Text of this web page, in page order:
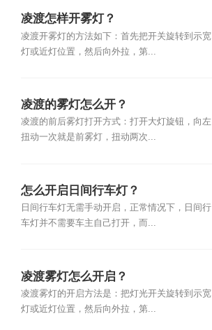
凌渡怎样开雾灯？
凌渡开雾灯的方法如下：首先把开关旋转到示宽
灯或近灯位置，然后向外拉，第...
凌渡的雾灯怎么开？
凌渡的前后雾灯打开方式：打开大灯旋钮，向左
扭动一次就是前雾灯，扭动两次...
怎么开启日间行车灯？
日间行车灯无需手动开启，正常情况下，日间行
车灯并不需要车主自己打开，而...
凌渡雾灯怎么开启？
凌渡雾灯的开启方法是：把灯光开关旋转到示宽
灯或近灯位置，然后向外拉，第...